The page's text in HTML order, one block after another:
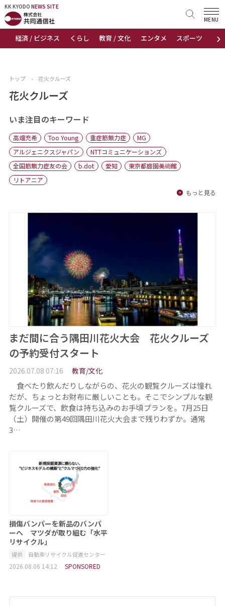
KK KYODO NEWS SITE
›
経済 / ビジネス くらし 教育 / 文化 エンタメ スポーツ 地域
MENU
KK KYODONEWS SITE
トップページ
ニュース
おすすめコンテンツ
出版物
会社概要
トップ › 花火クルーズ
花火クルーズ
いま注目のキーワード
高畑充希 Too Young 重症筋無力症
MG
アルジェニクスジャパン
NTTコミュニケーションズ
全国筋無力症友の会
b.dot 愛知
東京都庭園美術館
リトアニア
もっと見る
まだ間に合う隅田川花火大会 花火クルーズ
の予約受付スタート
2026.07.08 07:16 教育/文化
食べたり飲んだりしながらの、花火の観覧クルーズは憧れ
だが、ちょっとお財布に厳しいことも。そこでシンプルな観
覧クルーズで、飲食は持ち込みのお手頃プランを。7月25日
（土）開催の第49回隅田川花火大会まで残りわずか。通常
3…
損傷バンパーを新品のバンパ
ーへ マツダが取り組む「水平
リサイクル」
提供 自動車リサイクル促進センター
2026.08.06 14:12 SPONSORED